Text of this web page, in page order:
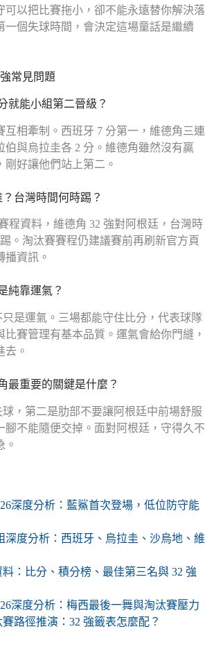
可以把比賽拖小，卻不能永遠替你解決落
一個失球時間，會決定這場童話是繼續
常見問題
就能小組第二晉級？
互相牽制。西班牙 7 分第一，維德角三連
伯與烏拉圭各 2 分。維德角雖然沒有贏
好讓他們站上第二。
台灣時間何時踢？
程資料，維德角 32 強對阿根廷，台灣時
踢。淘汰賽賽程仍建議賽前再刷新官方頁
播資訊。
純靠運氣？
是運氣。三場都能守住比分，代表球隊
比賽管理有基本品質。運氣會給你門縫，
去。
最重要的關鍵是什麼？
，第二是肋部不要讓阿根廷中前場舒服
腳不能隨便交掉。面對阿根廷，守得久不
。
深度分析：藍鯊首次登場，低位防守能
深度分析：西班牙、烏拉圭、沙烏地、維
料：比分、積分榜、最佳第三名與 32 強
深度分析：梅西最後一舞與淘汰賽壓力
路徑推演：32 強籤表怎麼配？